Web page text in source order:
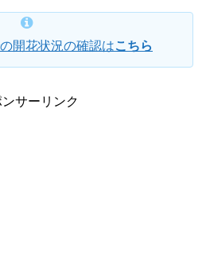
開花状況の確認はこちら
ンサーリンク